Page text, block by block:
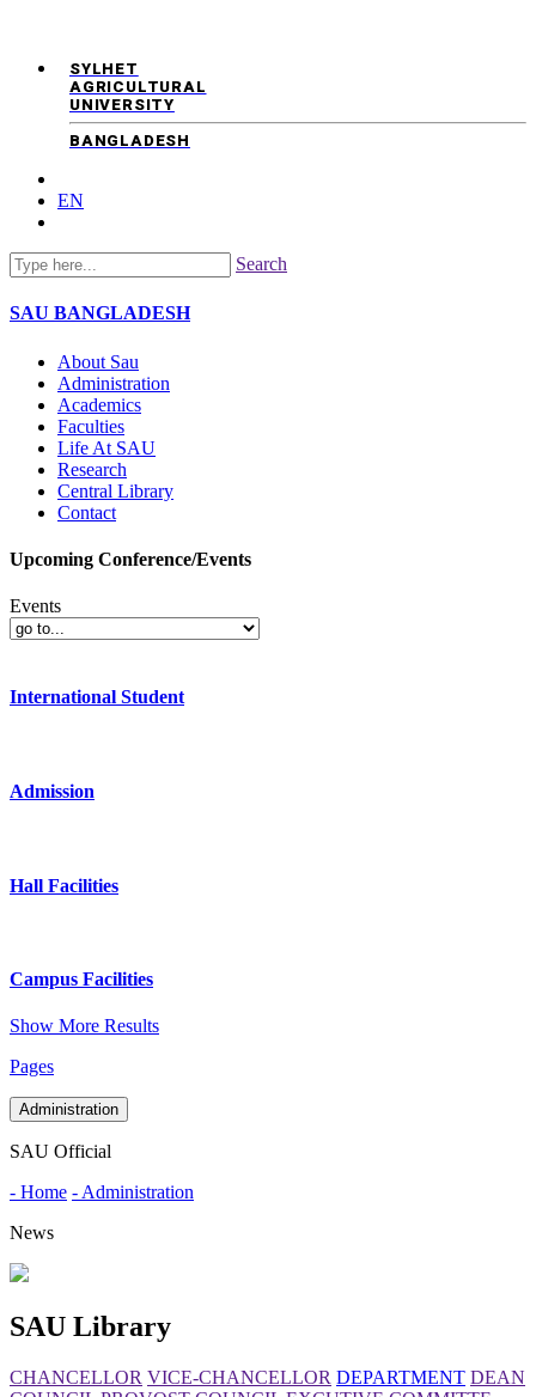
SYLHET
AGRICULTURAL
UNIVERSITY
BANGLADESH
EN
Search
SAU BANGLADESH
About Sau
Administration
Academics
Faculties
Life At SAU
Research
Central Library
Contact
Upcoming Conference/Events
Events
International Student
Admission
Hall Facilities
Campus Facilities
Show More Results
Pages
Administration
SAU Official
- Home - Administration
News
SAU Library
CHANCELLOR VICE-CHANCELLOR DEPARTMENT DEAN